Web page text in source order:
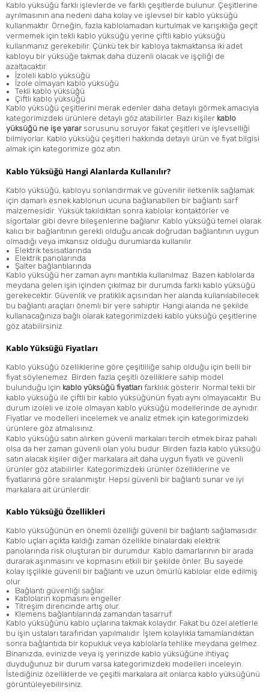
Kablo yüksüğü farklı işlevlerde ve farklı çeşitlerde bulunur. Çeşitlerine
ayrılmasının ana nedeni daha kolay ve işlevsel bir kablo yüksüğü
kullanmaktır. Örneğin, fazla kablolamadan kurtulmak ve karışıklığa geçit
vermemek için tekli kablo yüksüğü yerine çiftli kablo yüksüğü
kullanmanız gerekebilir. Çünkü tek bir kabloya takmaktansa iki adet
kabloyu bir yüksüğe takmak daha düzenli olacak ve işçiliği de
azaltacaktır.
İzoleli kablo yüksüğü
İzole olmayan kablo yüksüğü
Tekli kablo yüksüğü
Çiftli kablo yüksüğü
Kablo yüksüğü çeşitlerini merak edenler daha detaylı görmek amacıyla
kategorimizdeki ürünlere detaylı göz atabilirler. Bazı kişiler kablo
yüksüğü ne işe yarar sorusunu soruyor fakat çeşitleri ve işlevselliği
bilmiyorlar. Kablo yüksüğü çeşitleri hakkında detaylı ürün ve fiyat bilgisi
almak için kategorimize göz atın.
Kablo Yüksüğü Hangi Alanlarda Kullanılır?
Kablo yüksüğü, kabloyu sonlandırmak ve güvenilir iletkenlik sağlamak
için damarlı esnek kablonun ucuna bağlanabilen bir bağlantı sarf
malzemesidir. Yüksük takıldıktan sonra kablolar kontaktörler ve
sigortalar gibi devre bileşenlerine bağlanır. Kablo yüksüğü temel olarak
kalıcı bir bağlantının gerekli olduğu ancak doğrudan bağlantının uygun
olmadığı veya imkansız olduğu durumlarda kullanılır.
Elektrik tesisatlarında
Elektrik panolarında
Şalter bağlantılarında
Kablo yüksüğü her zaman aynı mantıkla kullanılmaz. Bazen kablolarda
meydana gelen işin içinden çıkılmaz bir durumda farklı kablo yüksüğü
gerekecektir. Güvenlik ve pratiklik açısından her alanda kullanılabilecek
bu bağlantı araçları önemli bir yere sahiptir. Hangi alanda ne şekilde
kullanacağınıza bağlı olarak kategorimizdeki kablo yüksüğü çeşitlerine
göz atabilirsiniz.
Kablo Yüksüğü Fiyatları
Kablo yüksüğü özelliklerine göre çeşitliliğe sahip olduğu için belli bir
fiyat söylenemez. Birden fazla çeşitli özelliklere sahip model
bulunduğu için kablo yüksüğü fiyatları farklılık gösterir. Normal tekli bir
kablo yüksüğü ile çiftli bir kablo yüksüğünün fiyatı aynı olmayacaktır. Bu
durum izoleli ve izole olmayan kablo yüksüğü modellerinde de aynıdır.
Fiyatlar ve modelleri incelemek ve analiz etmek için kategorimizdeki
ürünlere göz atmalısınız.
Kablo yüksüğü satın alırken güvenli markaları tercih etmek biraz pahalı
olsa da her zaman güvenli olan yolu budur. Birden fazla kablo yüksüğü
satın alacak kişiler diğer markalara ait daha uygun fiyatlı ve güvenli
ürünler göz atabilirler. Kategorimizdeki ürünler özelliklerine ve
fiyatlarına göre sıralanmıştır. Hepsi güvenli bir bağlantı sunar ve iyi
markalara ait ürünlerdir.
Kablo Yüksüğü Özellikleri
Kablo yüksüğünün en önemli özelliği güvenli bir bağlantı sağlamasıdır.
Kablo uçları açıkta kaldığı zaman özellikle binalardaki elektrik
panolarında risk oluşturan bir durumdur. Kablo damarlarının bir arada
durarak aşınmasını ve kopmasını etkili bir şekilde önler. Bu sayede
kolay işçilikle güvenli bir bağlantı ve uzun ömürlü kablolar elde edilmiş
olur.
Bağlantı güvenliği sağlar.
Kabloların kopmasını engeller.
Titreşim direncinde artış olur.
Klemens bağlantılarında zamandan tasarruf.
Kablo yüksüğünü kablo uçlarına takmak kolaydır. Fakat bu özel aletlerle
bu işin ustaları tarafından yapılmalıdır. İşlem kolaylıkla tamamlandıktan
sonra bağlantıda bir kopukluk veya kablolarla tehlike meydana gelmez.
Binanızda, evinizde veya iş yerinizde kablo yüksüğüne ihtiyaç
duyduğunuz bir durum varsa kategorimizdeki modelleri inceleyin.
İstediğiniz özelliklerde ve çeşitli markalara ait onlarca kablo yüksüğünü
görüntüleyebilirsiniz.